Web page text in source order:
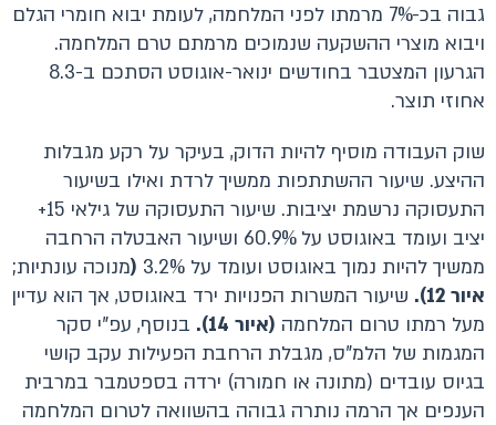
גבוה בכ-7% מרמתו לפני המלחמה, לעומת יבוא חומרי הגלם
ויבוא מוצרי ההשקעה שנמוכים מרמתם טרם המלחמה.
הגרעון המצטבר בחודשים ינואר-אוגוסט הסתכם ב-8.3
אחוזי תוצר.
שוק העבודה מוסיף להיות הדוק, בעיקר על רקע מגבלות
ההיצע. שיעור ההשתתפות ממשיך לרדת ואילו בשיעור
התעסוקה נרשמת יציבות. שיעור התעסוקה של גילאי 15+
יציב ועומד באוגוסט על 60.9% ושיעור האבטלה הרחבה
ממשיך להיות נמוך באוגוסט ועומד על 3.2%
(מנוכה עונתיות;
איור 12).
שיעור המשרות הפנויות ירד באוגוסט, אך הוא עדיין
מעל רמתו טרום המלחמה (איור 14).
בנוסף, עפ"י סקר
המגמות של הלמ"ס, מגבלת הרחבת הפעילות עקב קושי
בגיוס עובדים (מתונה או חמורה) ירדה בספטמבר במרבית
הענפים אך הרמה נותרה גבוהה בהשוואה לטרום המלחמה